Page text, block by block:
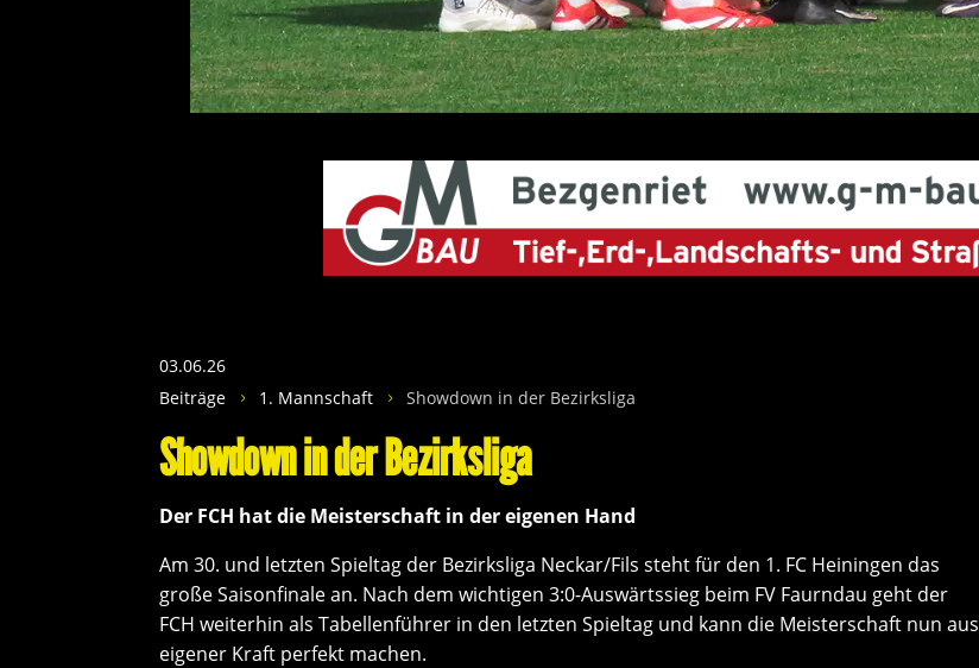
03.06.26
Beiträge
5 1. Mannschaft 5 Showdown in der Bezirksliga
Showdown in der Bezirksliga
Der FCH hat die Meisterschaft in der eigenen Hand
Am 30. und letzten Spieltag der Bezirksliga Neckar/Fils steht für den 1. FC Heiningen das
große Saisonfinale an. Nach dem wichtigen 3:0-Auswärtssieg beim FV Faurndau geht der
FCH weiterhin als Tabellenführer in den letzten Spieltag und kann die Meisterschaft nun aus
eigener Kraft perfekt machen.